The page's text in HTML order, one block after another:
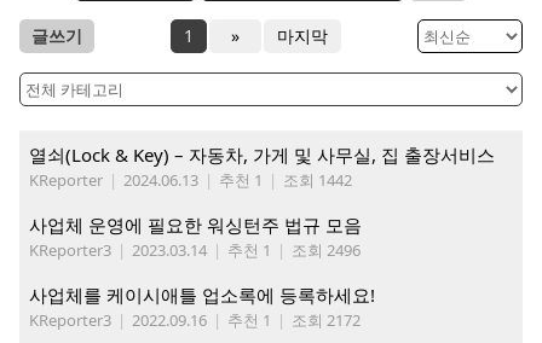
글쓰기 1 » 마지막
열쇠(Lock & Key) – 자동차, 가게 및 사무실, 집 출장서비스
KReporter | 2024.06.13 | 추천 1 | 조회 1442
사업체 운영에 필요한 워싱턴주 법규 모음
KReporter3 | 2023.03.14 | 추천 1 | 조회 2496
사업체를 케이시애틀 업소록에 등록하세요!
KReporter3 | 2022.09.16 | 추천 1 | 조회 2172